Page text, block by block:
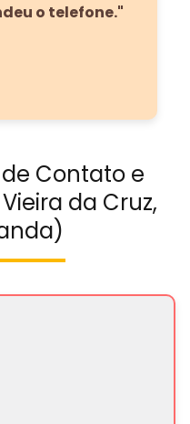
o telefone."
Contato e
da Cruz,